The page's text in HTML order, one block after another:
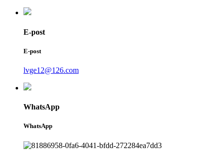
E-post
E-post
lvge12@126.com
WhatsApp
WhatsApp